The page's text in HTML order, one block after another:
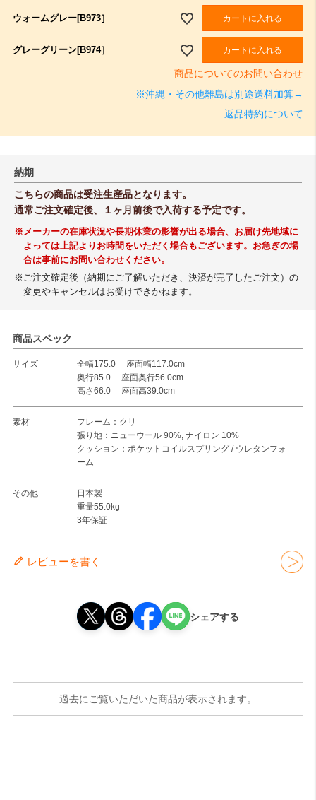
ウォームグレー[B973］ カートに入れる
グレーグリーン[B974］ カートに入れる
商品についてのお問い合わせ
※沖縄・その他離島は別途送料加算→
返品特約について
納期
こちらの商品は受注生産品となります。
通常ご注文確定後、１ヶ月前後で入荷する予定です。
※メーカーの在庫状況や長期休業の影響が出る場合、お届け先地域に
よっては上記よりお時間をいただく場合もございます。お急ぎの場
合は事前にお問い合わせください。
※ご注文確定後（納期にご了解いただき、決済が完了したご注文）の
変更やキャンセルはお受けできかねます。
商品スペック
サイズ
全幅175.0 座面幅117.0cm
奥行85.0 座面奥行56.0cm
高さ66.0 座面高39.0cm
素材
フレーム：クリ
張り地：ニューウール 90%, ナイロン 10%
クッション：ポケットコイルスプリング / ウレタンフォ
ーム
その他
日本製
重量55.0kg
3年保証
レビューを書く
シェアする
過去にご覧いただいた商品が表示されます。